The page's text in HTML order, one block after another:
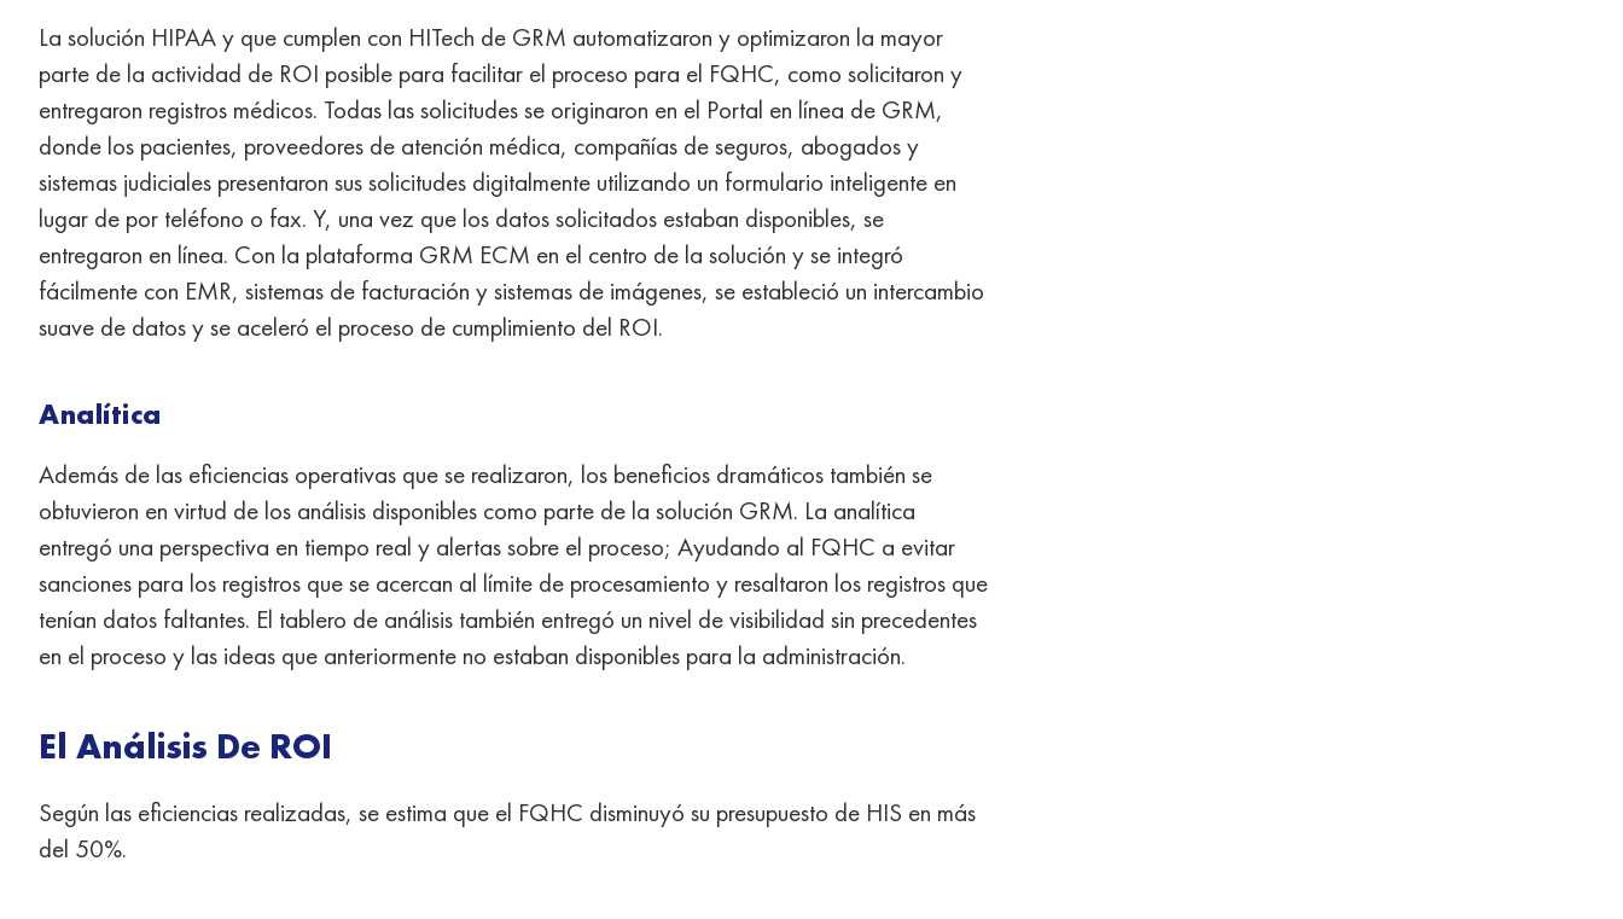
La solución HIPAA y que cumplen con HITech de GRM automatizaron y optimizaron la mayor
parte de la actividad de ROI posible para facilitar el proceso para el FQHC, como solicitaron y
entregaron registros médicos. Todas las solicitudes se originaron en el Portal en línea de GRM,
donde los pacientes, proveedores de atención médica, compañías de seguros, abogados y
sistemas judiciales presentaron sus solicitudes digitalmente utilizando un formulario inteligente en
lugar de por teléfono o fax. Y, una vez que los datos solicitados estaban disponibles, se
entregaron en línea. Con la plataforma GRM ECM en el centro de la solución y se integró
fácilmente con EMR, sistemas de facturación y sistemas de imágenes, se estableció un intercambio
suave de datos y se aceleró el proceso de cumplimiento del ROI.
Analítica
Además de las eficiencias operativas que se realizaron, los beneficios dramáticos también se
obtuvieron en virtud de los análisis disponibles como parte de la solución GRM. La analítica
entregó una perspectiva en tiempo real y alertas sobre el proceso; Ayudando al FQHC a evitar
sanciones para los registros que se acercan al límite de procesamiento y resaltaron los registros que
tenían datos faltantes. El tablero de análisis también entregó un nivel de visibilidad sin precedentes
en el proceso y las ideas que anteriormente no estaban disponibles para la administración.
El Análisis De ROI
Según las eficiencias realizadas, se estima que el FQHC disminuyó su presupuesto de HIS en más
del 50%.